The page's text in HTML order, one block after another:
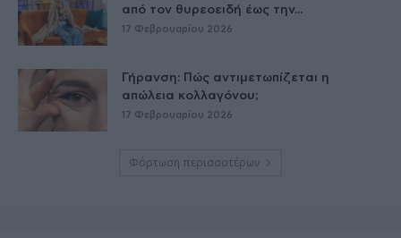
από τον θυρεοειδή έως την...
17 Φεβρουαρίου 2026
Γήρανση: Πώς αντιμετωπίζεται η
απώλεια κολλαγόνου;
17 Φεβρουαρίου 2026
Φόρτωση περισσοτέρων